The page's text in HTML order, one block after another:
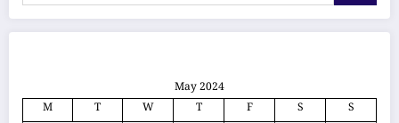
May 2024
M
T W T F S
S